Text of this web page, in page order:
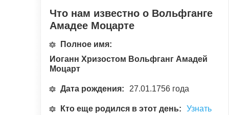
Что нам известно о Вольфганге
Амадее Моцарте
Полное имя:
Иоганн Хризостом Вольфганг Амадей
Моцарт
Дата рождения: 27.01.1756 года
Кто еще родился в этот день: Узнать